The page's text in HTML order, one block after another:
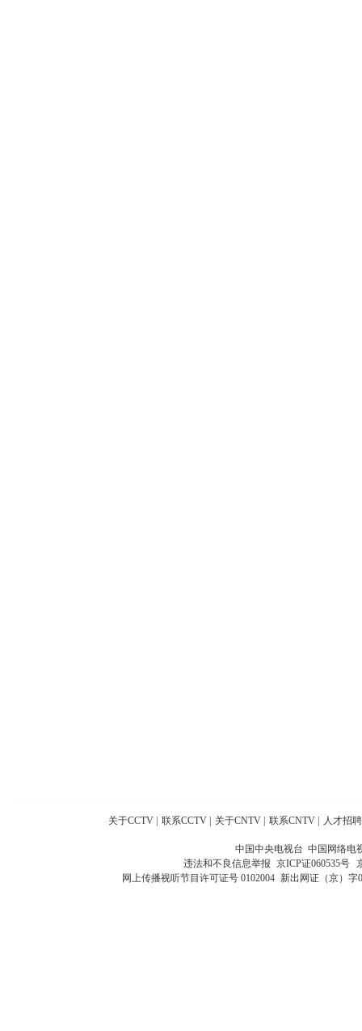
关于CCTV 联系CCTV 关于CNTV 联系CNTV 人才招聘
中国中央电视台 中国网络电
违法和不良信息举报 京ICP证060535号
网上传播视听节目许可证号 0102004 新出网证（京）